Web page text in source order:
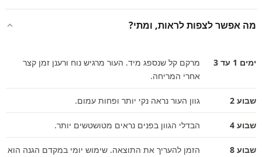
מה אפשר לצפות לראות, ומתי?
ימים 1 עד 3
מרקם קל שנספג מיד. העור מרגיש נוח ורענן זמן קצר
אחרי המריחה.
שבוע 2 גוון העור נראה נקי יותר ופחות עמום.
שבוע 4 הבדלי הגוון בפנים נראים מטושטשים יותר.
שבוע 8
הזמן להעריך את התוצאה. שימוש יומי במקדם הגנה הוא